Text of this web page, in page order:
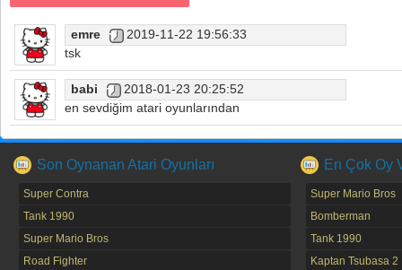
emre
2019-11-22 19:56:33
tsk
babi
2018-01-23 20:25:52
en sevdiğim atari oyunlarından
Son Oynanan Atari Oyunları
Super Contra
Tank 1990
Super Mario Bros
Road Fighter
En Çok Oy
Super Mario Bros
Bomberman
Tank 1990
Kaptan Tsubasa 2